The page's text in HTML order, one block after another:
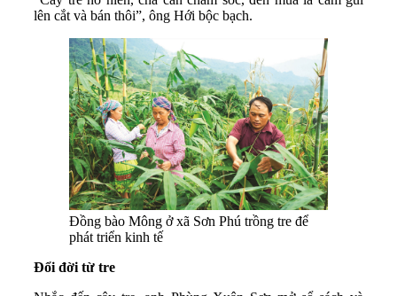
lên cắt và bán thôi”, ông Hới bộc bạch.
Đồng bào Mông ở xã Sơn Phú trồng tre để
phát triển kinh tế
Đổi đời từ tre